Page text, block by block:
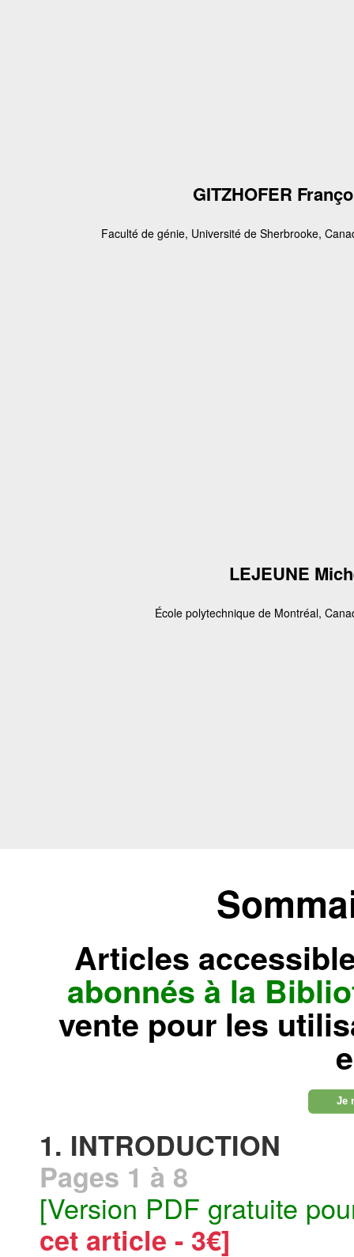
GITZHOFER
Faculté de génie, Université de Sherbrooke,
LEJEUNE
École polytechnique de Montréal,
Articles
abonnés à la
vente pour les
Je
1. INTRODUCTION
Pages 1 à 8
[Version PDF gratuite
cet article - 3€]